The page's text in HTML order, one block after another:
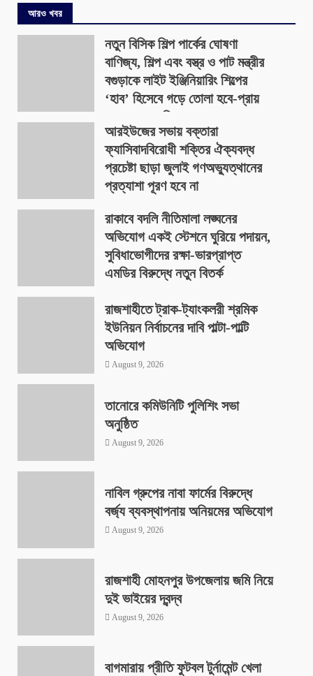
আরও খবর
নতুন বিসিক শিল্প পার্কের ঘোষণা
বাণিজ্য, শিল্প এবং বস্ত্র ও পাট মন্ত্রীর
বগুড়াকে লাইট ইঞ্জিনিয়ারিং শিল্পের
‘হাব’ হিসেবে গড়ে তোলা হবে-প্রায়
৪০০ একর জমিতে
August 9, 2026
আরইউজের সভায় বক্তারা
ফ্যাসিবাদবিরোধী শক্তির ঐক্যবদ্ধ
প্রচেষ্টা ছাড়া জুলাই গণঅভ্যুত্থানের
প্রত্যাশা পূরণ হবে না
রাকাবে বদলি নীতিমালা লঙ্ঘনের
অভিযোগ একই স্টেশনে ঘুরিয়ে পদায়ন,
সুবিধাভোগীদের রক্ষা-ভারপ্রাপ্ত
এমডির বিরুদ্ধে নতুন বিতর্ক
রাজশাহীতে ট্রাক-ট্যাংকলরী শ্রমিক
ইউনিয়ন নির্বাচনের দাবি পাল্টা-পাল্টি
অভিযোগ
August 9, 2026
তানোরে কমিউনিটি পুলিশিং সভা
অনুষ্ঠিত
August 9, 2026
নাবিল গ্রুপের নাবা ফার্মের বিরুদ্ধে
বর্জ্য ব্যবস্থাপনায় অনিয়মের অভিযোগ
August 9, 2026
রাজশাহী মোহনপুর উপজেলায় জমি নিয়ে
দুই ভাইয়ের দ্বন্দ্ব
August 9, 2026
বাগমারায় প্রীতি ফুটবল টুর্নামেন্ট খেলা